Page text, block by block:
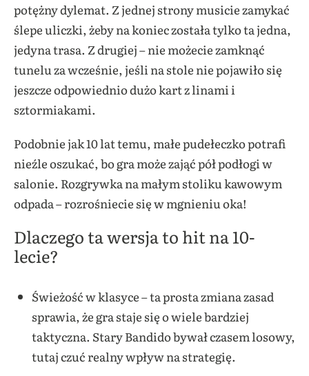
potężny dylemat. Z jednej strony musicie zamykać
ślepe uliczki, żeby na koniec została tylko ta jedna,
jedyna trasa. Z drugiej – nie możecie zamknąć
tunelu za wcześnie, jeśli na stole nie pojawiło się
jeszcze odpowiednio dużo kart z linami i
sztormiakami.
Podobnie jak 10 lat temu, małe pudełeczko potrafi
nieźle oszukać, bo gra może zająć pół podłogi w
salonie. Rozgrywka na małym stoliku kawowym
odpada – rozrośniecie się w mgnieniu oka!
Dlaczego ta wersja to hit na 10-
lecie?
Świeżość w klasyce – ta prosta zmiana zasad
sprawia, że gra staje się o wiele bardziej
taktyczna. Stary Bandido bywał czasem losowy,
tutaj czuć realny wpływ na strategię.